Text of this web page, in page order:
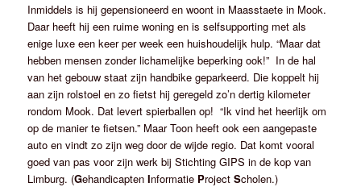
Inmiddels is hij gepensioneerd en woont in Maasstaete in Mook.
Daar heeft hij een ruime woning en is selfsupporting met als
enige luxe een keer per week een huishoudelijk hulp. “Maar dat
hebben mensen zonder lichamelijke beperking ook!” In de hal
van het gebouw staat zijn handbike geparkeerd. Die koppelt hij
aan zijn rolstoel en zo fietst hij geregeld zo’n dertig kilometer
rondom Mook. Dat levert spierballen op! “Ik vind het heerlijk om
op de manier te fietsen.” Maar Toon heeft ook een aangepaste
auto en vindt zo zijn weg door de wijde regio. Dat komt vooral
goed van pas voor zijn werk bij Stichting GIPS in de kop van
Limburg. (GehandicaptenInformatie ProjectScholen.)